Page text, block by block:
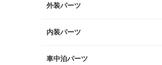
外装パーツ
内装パーツ
車中泊パーツ